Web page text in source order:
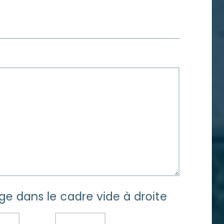
dans le cadre vide à droite